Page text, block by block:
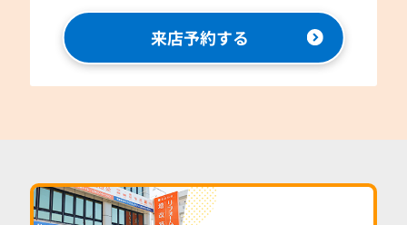
来店予約する